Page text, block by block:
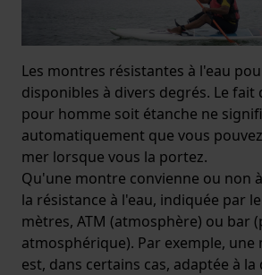
Les montres résistantes à l'eau
disponibles à divers degrés. Le fait
pour homme soit étanche ne
automatiquement que vous
mer lorsque vous la portez.
Qu'une montre convienne ou non
la résistance à l'eau, indiquée par
mètres, ATM (atmosphère) ou bar
atmosphérique). Par exemple,
est, dans certains cas, adaptée à